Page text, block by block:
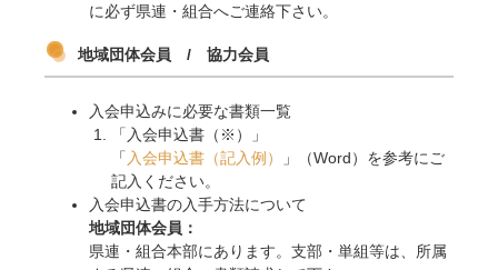
に必ず県連・組合へご連絡下さい。
地域団体会員 / 協力会員
入会申込みに必要な書類一覧
「入会申込書（※）」
「 入会申込書（記入例）
」（Word）を参考にご
記入ください。
入会申込書の入手方法について
地域団体会員：
県連・組合本部にあります。支部・単組等は、所属